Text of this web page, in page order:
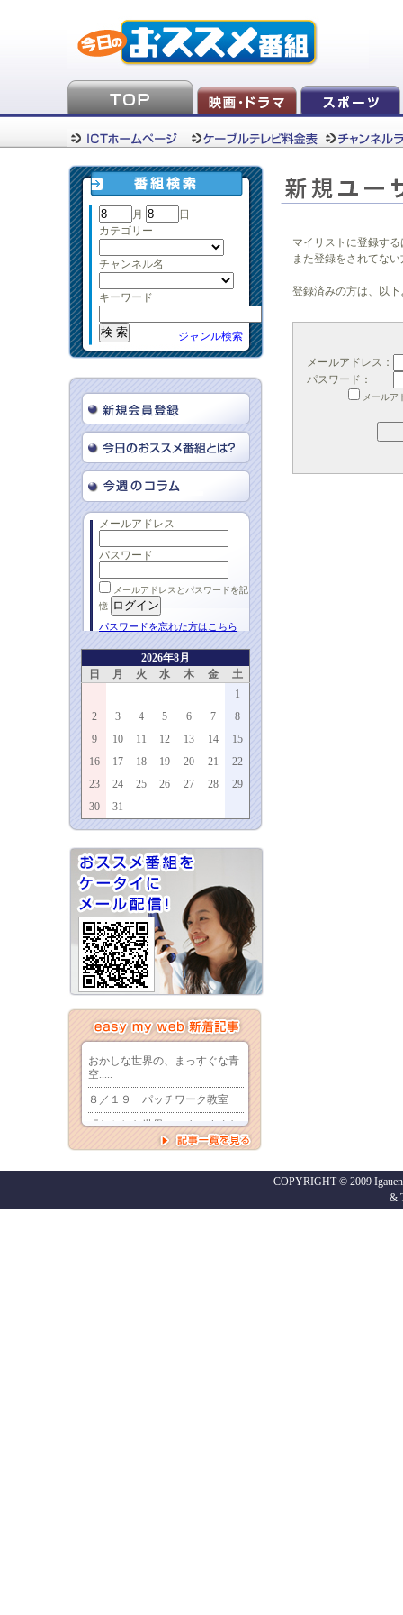
月
日
カテゴリー
チャンネル名
キーワード
ジャンル検索
メールアドレス
パスワード
メールアドレスとパスワードを記
憶
パスワードを忘れた方はこちら
2026年8月
日
月 火 水 木 金
土
1
2
3 4 5 6 7
8
9
10 11 12 13 14
15
16
17 18 19 20 21
22
23
24 25 26 27 28
29
30
31
マイリストに登録す
また登録をされてな
登録済みの方は、以
メールアドレス：
パスワード：
メールア
COPYRIGHT © 2009
&